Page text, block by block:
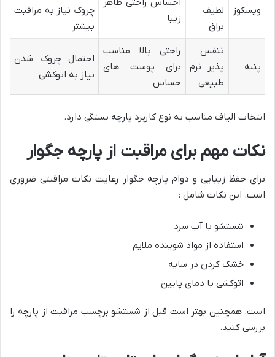
ویسکوز
لطیف
براق
احساس راحتی ظاهر
زیبا
چروک نیاز به مراقبت
بیشتر
پنبه
تنفس
پذیر نرم
طبیعی
راحتی بالا مناسب
برای پوست های
حساس
احتمال چروک شدن
نیاز به اتوکشی
انتخاب الیاف مناسب به نوع کاربرد پارچه بستگی دارد.
نکات مهم برای مراقبت از پارچه جگوار
برای حفظ زیبایی و دوام پارچه جگوار رعایت نکات مراقبتی ضروری
است. این نکات شامل :
شستشو با آب سرد
استفاده از مواد شوینده ملایم
خشک کردن در سایه
اتوکشی با دمای پایین
است. همچنین بهتر است قبل از شستشو برچسب مراقبت از پارچه را
بررسی کنید.